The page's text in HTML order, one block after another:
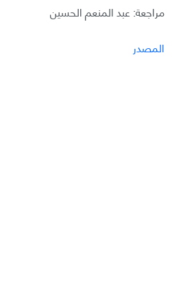
مراجعة: عبد المنعم الحسين
المصدر